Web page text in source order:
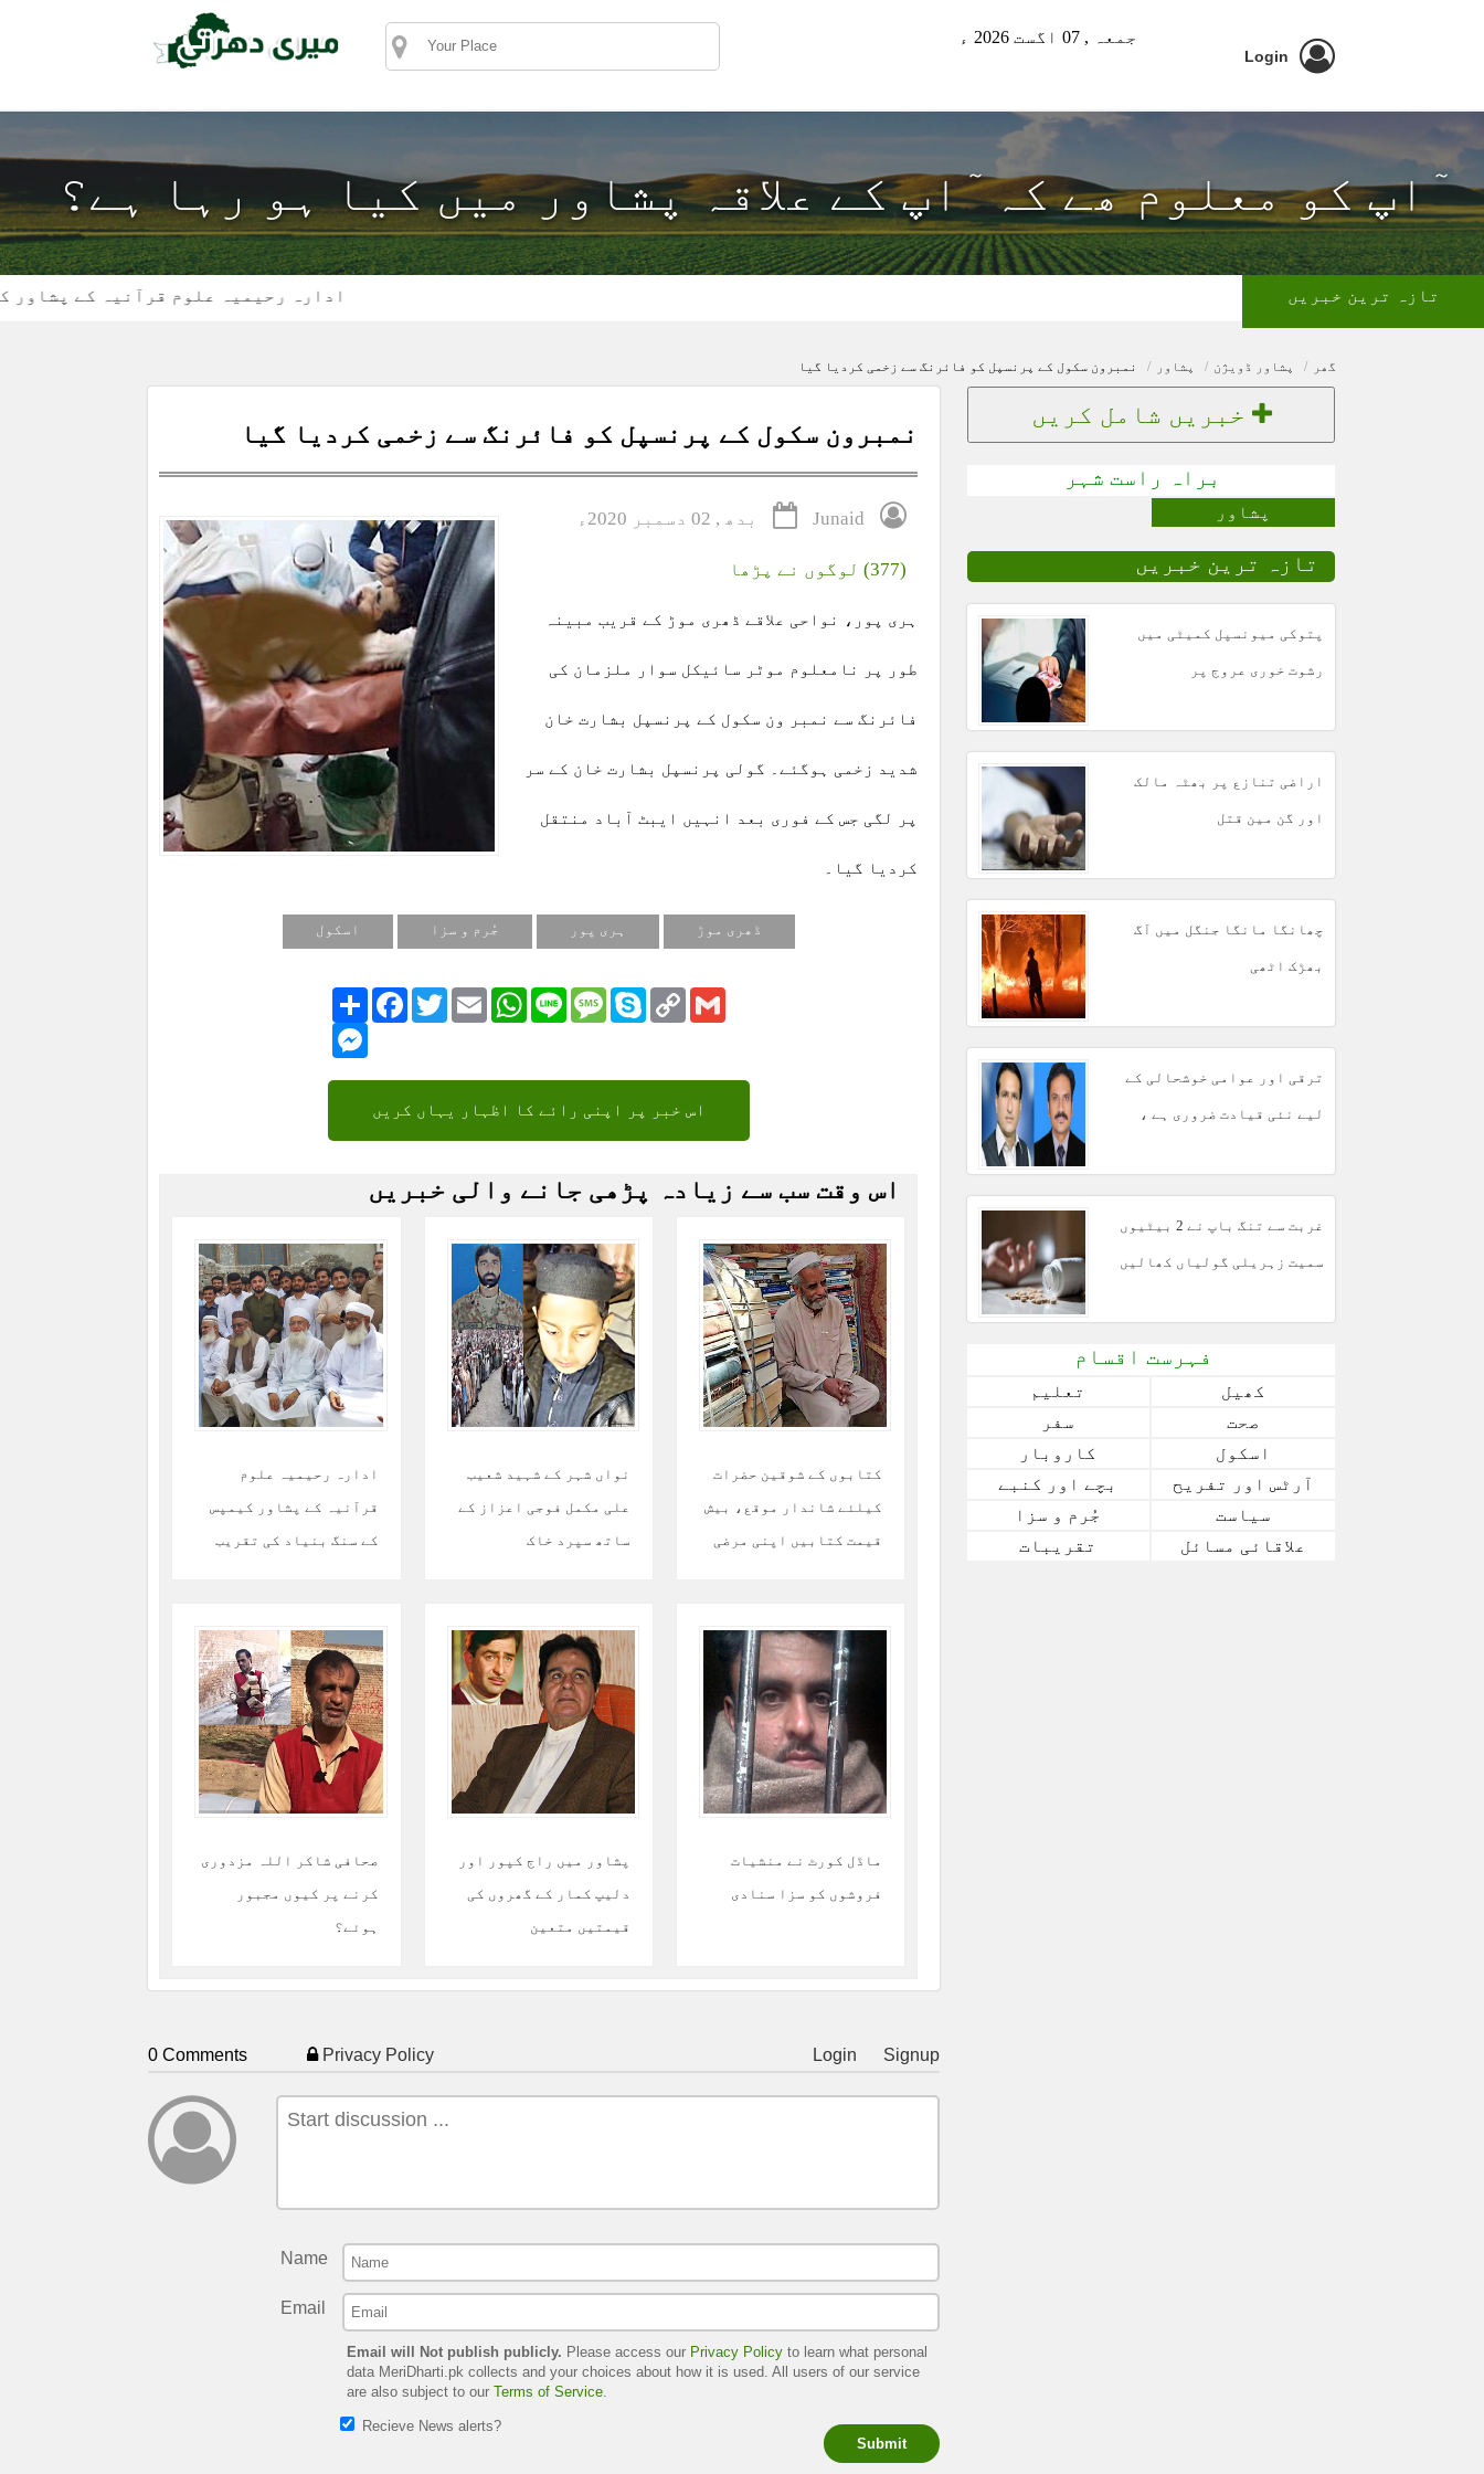
جمعہ , 07 اگست 2026 ء
Login
ٓاپ کو معلوم ھے کہ ٓاپ کے علاقہ پشاور میں کیا ہو رہا ہے؟
ادارہ رحیمیہ علوم قرآنیہ کے پشاور تازہ ترین خبریں
گھر پشاور ڈویژن پشاور نمبرون سکول کے پرنسپل کو فائرنگ سے زخمی کردیا گیا
نمبرون سکول کے پرنسپل کو فائرنگ سے زخمی کردیا گیا
Junaid بدھ , 02 دسمبر 2020ء
(377) لوگوں نے پڑھا
ہری پور، نواحی علاقے ڈھری موڑ کے قریب مبینہ
طور پر نامعلوم موٹر سائیکل سوار ملزمان کی
فائرنگ سے نمبر ون سکول کے پرنسپل بشارت خان
شدید زخمی ہوگئے۔ گولی پرنسپل بشارت خان کے سر
پر لگی جس کے فوری بعد انہیں ایبٹ آباد منتقل
کردیا گیا۔
ڈھری موڑ ہری پور جُرم و سزا اسکول
ShareFacebook
TwitterEmailWhatsApp
Line Message
SkypeCopy
Link
Gmail
Messenger
اس خبر پر اپنی رائے کا اظہار یہاں کریں
اس وقت سب سے زیادہ پڑھی جانے والی خبریں
ادارہ رحیمیہ علوم
قرآنیہ کے پشاور کیمپس
کے سنگ بنیاد کی تقریب
نواں شہر کے شہید شعیب
علی مکمل فوجی اعزاز کے
ساتھ سپرد خاک
کتابوں کے شوقین حضرات
کیلئے شاندار موقع، بیش
قیمت کتابیں اپنی مرضی
صحافی شاکر اللہ مزدوری
کرنے پر کیوں مجبور
ہوئے؟
پشاور میں راج کپور اور
دلیپ کمار کے گھروں کی
قیمتیں متعین
ماڈل کورٹ نے منشیات
فروشوں کو سزا سنادی
0 Comments Privacy Policy Login Signup
Name
Email
Email will Not publish publicly. Please access our Privacy Policy to learn what personal
data MeriDharti.pk collects and your choices about how it is used. All users of our service
are also subject to ourTerms of Service.
Recieve News alerts?
Submit
خبریں شامل کریں
براہ راست شہر
پشاور
تازہ ترین خبریں
پتوکی میونسپل کمیٹی میں
رشوت خوری عروج پر
اراضی تنازع پر بھٹہ مالک
اور گن مین قتل
چھانگا مانگا جنگل میں آگ
بھڑک اٹھی
ترقی اور عوامی خوشحالی کے
لیے نئی قیادت ضروری ہے ،
غربت سے تنگ باپ نے 2 بیٹیوں
سمیت زہریلی گولیاں کھالیں
فہرست اقسام
کھیل
تعلیم
صحت
سفر
اسکول
کاروبار
آرٹس اور تفریح
بچے اور کنبے
سیاست
جُرم و سزا
علاقائی مسائل
تقریبات